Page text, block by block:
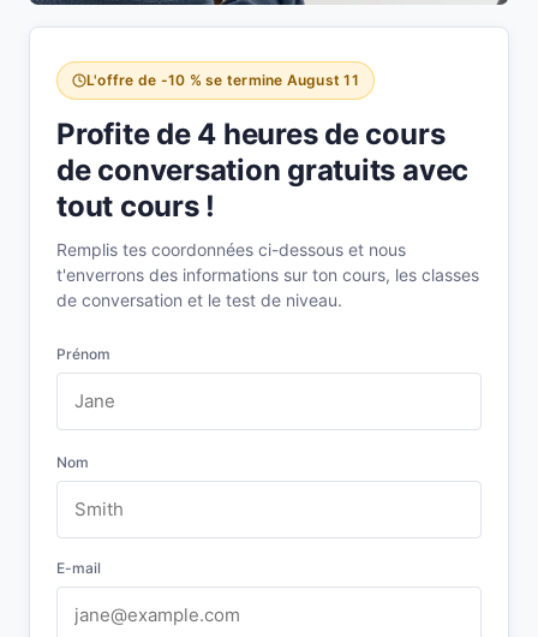
L'offre de -10 % se termine August 11
Profite de 4 heures de cours
de conversation gratuits avec
tout cours !
Remplis tes coordonnées ci-dessous et nous
t'enverrons des informations sur ton cours, les classes
de conversation et le test de niveau.
Prénom
Nom
E-mail